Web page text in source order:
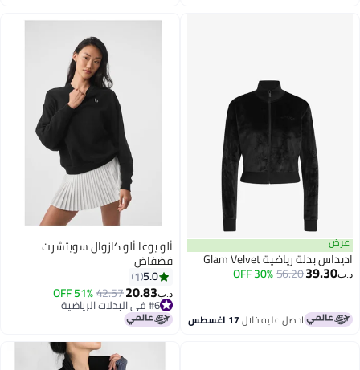
عرض
اديداس بدلة رياضية Glam Velvet
د.ب‏39.30
56.20
30% OFF
احصل عليه خلال17 اغسطس
ألو يوغا ألو كازوال سويتشرت
فضفاض
5.0
1
د.ب‏20.83
42.57
51% OFF
#6 في البدلات الرياضية
#6 في البدلات الرياضية